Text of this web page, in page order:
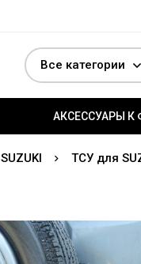
АКСЕССУАРЫ К
SUZUKI ТСУ для